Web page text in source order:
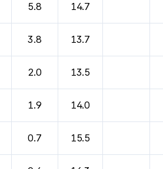
5.8 14.7
3.8 13.7
2.0 13.5
1.9 14.0
0.7 15.5